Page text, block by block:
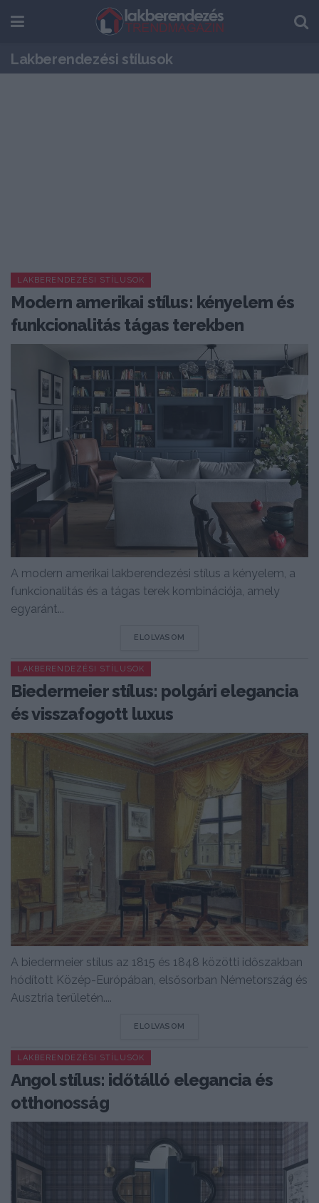
Lakberendezési stílusok
LAKBERENDEZÉSI STÍLUSOK
Modern amerikai stílus: kényelem és
funkcionalitás tágas terekben
A modern amerikai lakberendezési stílus a kényelem, a
funkcionalitás és a tágas terek kombinációja, amely
egyaránt...
ELOLVASOM
LAKBERENDEZÉSI STÍLUSOK
Biedermeier stílus: polgári elegancia
és visszafogott luxus
A biedermeier stílus az 1815 és 1848 közötti időszakban
hódított Közép-Európában, elsősorban Németország és
Ausztria területén....
ELOLVASOM
LAKBERENDEZÉSI STÍLUSOK
Angol stílus: időtálló elegancia és
otthonosság